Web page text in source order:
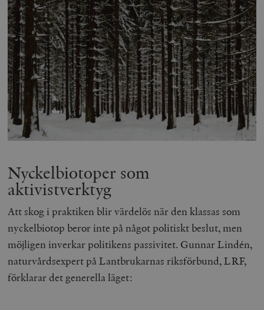
Nyckelbiotoper som
aktivistverktyg
Att skog i praktiken blir värdelös när den klassas som
nyckelbiotop beror inte på något politiskt beslut, men
möjligen inverkar politikens passivitet. Gunnar Lindén,
naturvårdsexpert på Lantbrukarnas riksförbund, LRF,
förklarar det generella läget: